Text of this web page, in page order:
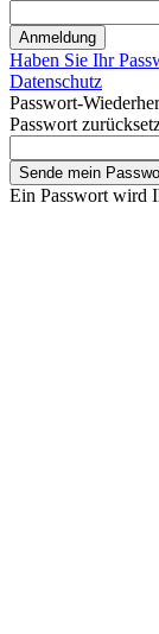
Haben Sie Ihr
Datenschutz
Passwort-
Passwort
Ein Passwort wird